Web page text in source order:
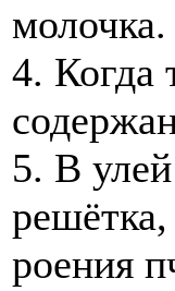
молочка.
4. Когда
5. В улей
решётка,
роения